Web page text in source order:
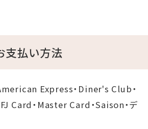
支払い方法
Express・Diner's Club・
Card・Master Card・Saison・デ